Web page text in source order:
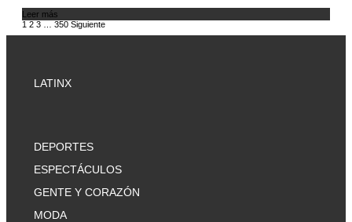
Leer más
1 2 3 350 Siguiente
LATINX
DEPORTES
ESPECTÁCULOS
GENTE Y CORAZÓN
MODA